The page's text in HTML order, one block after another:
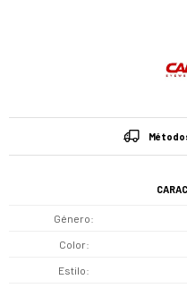
Género
Color
Estilo